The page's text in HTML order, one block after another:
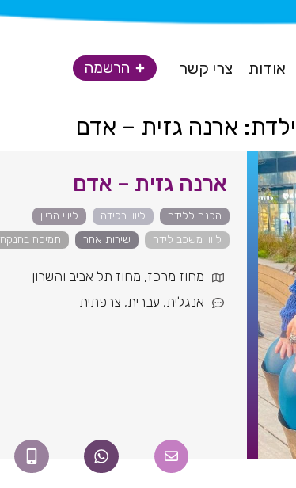
אודות צרי קשר הרשמה
ארנה גזית – אדם
ארנה גזית – אדם
הכנה ללידה ליווי בלידה
ליווי הריון
ליווי משכב לידה
שירות אחר תמיכה בהנקה
מחוז מרכז, מחוז תל אביב והשרון
אנגלית, עברית, צרפתית